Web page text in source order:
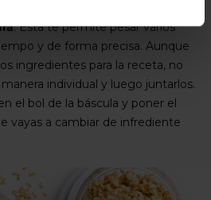
. Esta te permite pesar varios
y de forma precisa. Aunque
ingredientes para la receta, no
individual y luego juntarlos.
el bol de la báscula y poner el
vayas a cambiar de infrediente